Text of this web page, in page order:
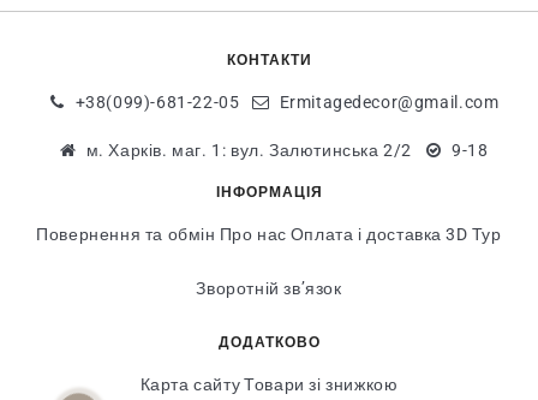
КОНТАКТИ
+38(099)-681-22-05 Ermitagedecor@gmail.com
м. Харків. маг. 1: вул. Залютинська 2/2 9-18
ІНФОРМАЦІЯ
Повернення та обмін Про нас Оплата і доставка 3D Тур
Зворотній зв’язок
ДОДАТКОВО
Карта сайту Товари зі знижкою